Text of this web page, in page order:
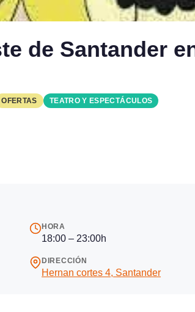
de Santander
OFERTAS TEATRO Y ESPECTÁCULOS
HORA
18:00 – 23:00h
DIRECCIÓN
Hernan cortes 4, Santander